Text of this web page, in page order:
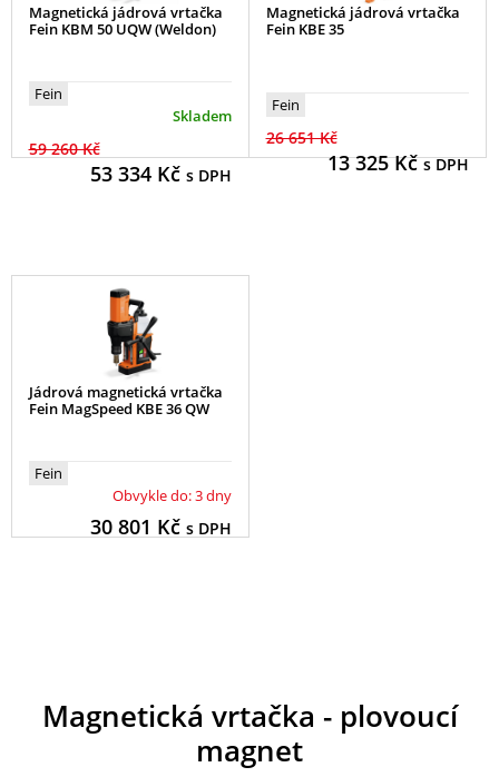
Magnetická jádrová vrtačka
Fein KBM 50 UQW (Weldon)
Fein
Skladem
59 260 Kč
53 334Kč s DPH
Magnetická jádrová vrtačka
Fein KBE 35
Fein
26 651 Kč
13 325Kčs DPH
Jádrová magnetická vrtačka
Fein MagSpeed KBE 36 QW
Fein
Obvykle do: 3 dny
30 801 Kč s DPH
Magnetická vrtačka - plovoucí
magnet